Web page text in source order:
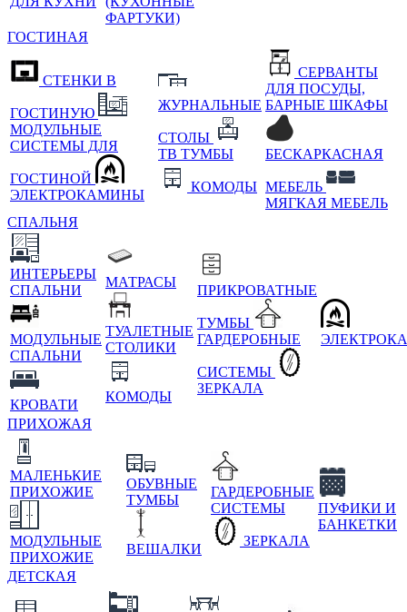
ФАРТУКИ)
ГОСТИНАЯ
СТЕНКИ В
ГОСТИНУЮ
МОДУЛЬНЫЕ
СИСТЕМЫ ДЛЯ
ГОСТИНОЙ
ЭЛЕКТРОКАМИНЫ
ЖУРНАЛЬНЫЕ
СТОЛЫ
ТВ ТУМБЫ
КОМОДЫ
СЕРВАНТЫ
ДЛЯ ПОСУДЫ,
БАРНЫЕ ШКАФЫ
БЕСКАРКАСНАЯ
МЕБЕЛЬ
МЯГКАЯ МЕБЕЛЬ
СПАЛЬНЯ
ИНТЕРЬЕРЫ
СПАЛЬНИ
МОДУЛЬНЫЕ
СПАЛЬНИ
КРОВАТИ
МАТРАСЫ
ТУАЛЕТНЫЕ
СТОЛИКИ
КОМОДЫ
ПРИКРОВАТНЫЕ
ТУМБЫ
ГАРДЕРОБНЫЕ
СИСТЕМЫ
ЗЕРКАЛА
ПРИХОЖАЯ
МАЛЕНЬКИЕ
ПРИХОЖИЕ
МОДУЛЬНЫЕ
ПРИХОЖИЕ
ОБУВНЫЕ
ТУМБЫ
ВЕШАЛКИ
ГАРДЕРОБНЫЕ
СИСТЕМЫ
ЗЕРКАЛА
ПУФИКИ И
БАНКЕТКИ
ДЕТСКАЯ